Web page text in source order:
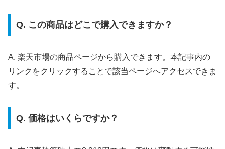
Q. この商品はどこで購入できますか？
A. 楽天市場の商品ページから購入できます。本記事内の
リンクをクリックすることで該当ページへアクセスできま
す。
Q. 価格はいくらですか？